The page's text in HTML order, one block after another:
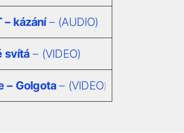
– kázání– (AUDIO)
svítá – (VIDEO)
– Golgota– (VIDEO)